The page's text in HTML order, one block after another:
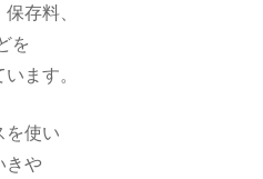
存料、
を
ます。
を使い
きや